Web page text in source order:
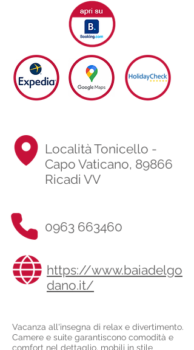
Località Tonicello -
Capo Vaticano, 89866
Ricadi VV
0963 663460
https://www.baiadelgo
dano.it/
Vacanza all'insegna di relax e divertimento.
Camere e suite garantiscono comodità e
comfort nel dettaglio, mobili in stile